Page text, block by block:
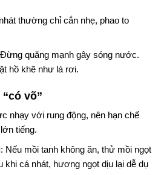
thường chỉ cắn nhẹ, phao to
quăng mạnh gây sóng nước.
hồ khẽ như lá rơi.
võ”
nhạy với rung động, nên hạn chế
tiếng.
: Nếu mồi tanh không ăn, thử mồi ngọt
khi cá nhát, hương ngọt dịu lại dễ dụ